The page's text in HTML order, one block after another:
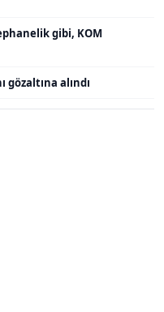
gibi, KOM
alındı